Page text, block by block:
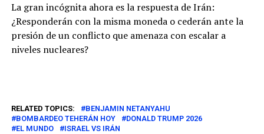
La gran incógnita ahora es la respuesta de Irán:
¿Responderán con la misma moneda o cederán ante la
presión de un conflicto que amenaza con escalar a
niveles nucleares?
RELATED TOPICS:
BENJAMIN NETANYAHU
BOMBARDEO TEHERÁN HOY
DONALD TRUMP 2026
EL MUNDO
ISRAEL VS IRÁN